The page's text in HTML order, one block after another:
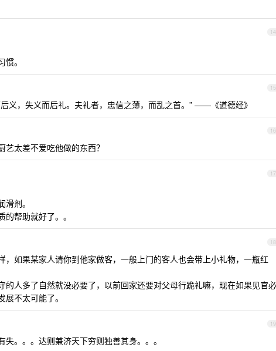
14
。
15
义，失义而后礼。夫礼者，忠信之薄，而乱之首。” ——《道德经》
16
太差不爱吃他做的东西？
17
剂。
帮助就好了。。
18
，如果某家人请你到他家做客，一般上门的客人也会带上小礼物，一瓶红
的人多了自然就没必要了，以前回家还要对父母行跪礼嘛，现在如果见官必
不太可能了。
19
。。。达则兼济天下穷则独善其身。。。